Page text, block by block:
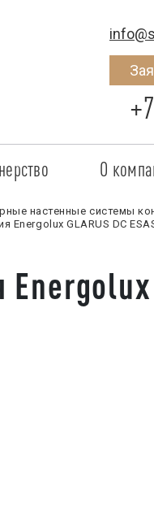
партнером
партнеры
О
настенные системы
GLARUS DC